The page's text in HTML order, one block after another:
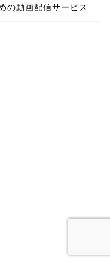
の動画配信サービス